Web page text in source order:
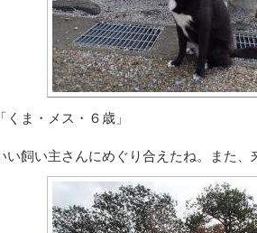
ま・メス・６歳」
飼い主さんにめぐり合えたね。また、